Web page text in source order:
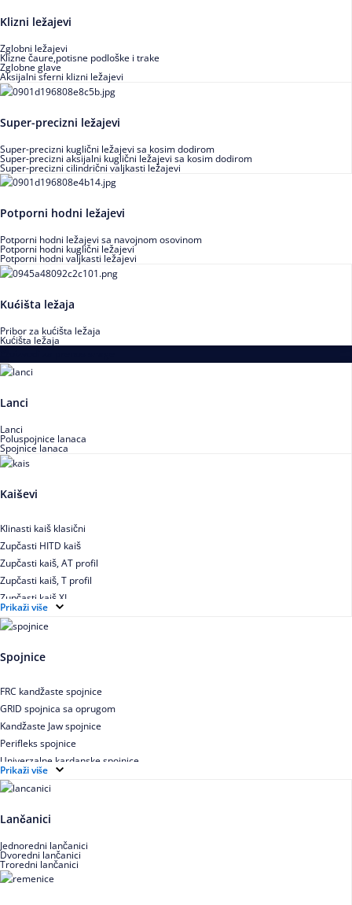
Klizni ležajevi
Zglobni ležajevi
Klizne čaure,potisne podloške i trake
Zglobne glave
Aksijalni sferni klizni ležajevi
Super-precizni ležajevi
Super-precizni kuglični ležajevi sa kosim dodirom
Super-precizni aksijalni kuglični ležajevi sa kosim dodirom
Super-precizni cilindrični valjkasti ležajevi
Potporni hodni ležajevi
Potporni hodni ležajevi sa navojnom osovinom
Potporni hodni kuglični ležajevi
Potporni hodni valjkasti ležajevi
Kućišta ležaja
Pribor za kućišta ležaja
Kućišta ležaja
Lanci
Lanci
Poluspojnice lanaca
Spojnice lanaca
Kaiševi
Klinasti kaiš klasični
Zupčasti HITD kaiš
Zupčasti kaiš, AT profil
Zupčasti kaiš, T profil
Zupčasti kaiš XL
Zupčasti STD kaiš
Uskoprofilno klinasto remenje
Uskoprofilno klinasto remenje spojeno
Uskoprofilno klinasto remenje XP extra power
Višekanalno remenje PJ,PK
Prikaži više
Spojnice
FRC kandžaste spojnice
GRID spojnica sa oprugom
Kandžaste Jaw spojnice
Perifleks spojnice
Univerzalne kardanske spojnice
Zupčaste spojnice
Prikaži više
Lančanici
Jednoredni lančanici
Dvoredni lančanici
Troredni lančanici